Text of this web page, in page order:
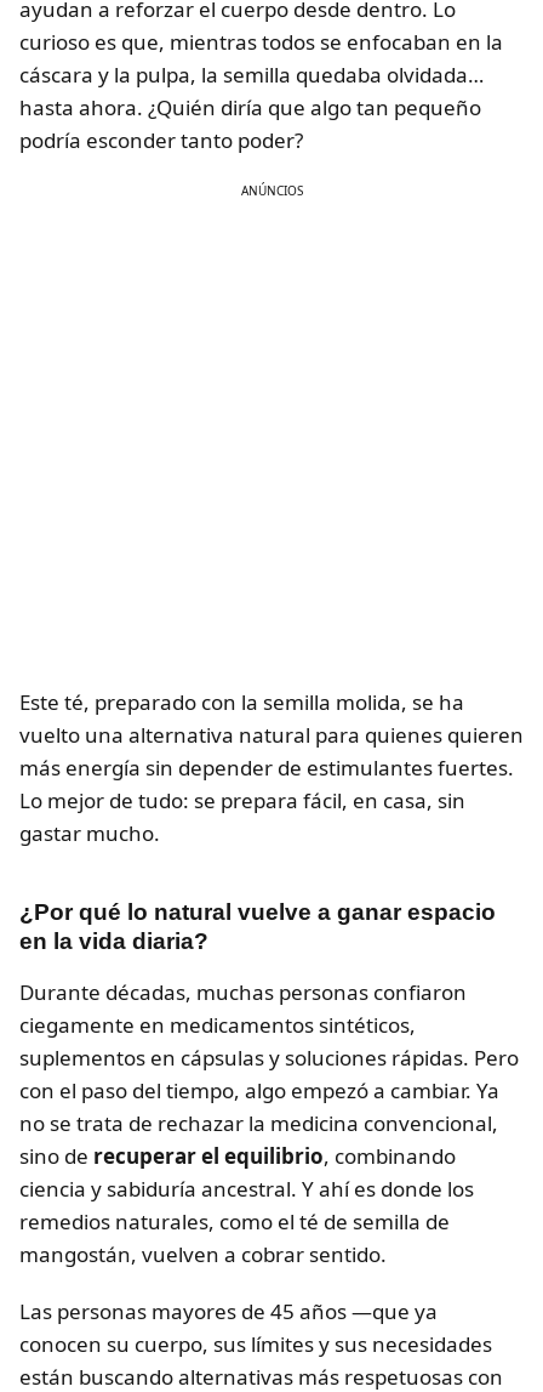
ayudan a reforzar el cuerpo desde dentro. Lo
curioso es que, mientras todos se enfocaban en la
cáscara y la pulpa, la semilla quedaba olvidada…
hasta ahora. ¿Quién diría que algo tan pequeño
podría esconder tanto poder?
ANÚNCIOS
Este té, preparado con la semilla molida, se ha
vuelto una alternativa natural para quienes quieren
más energía sin depender de estimulantes fuertes.
Lo mejor de tudo: se prepara fácil, en casa, sin
gastar mucho.
¿Por qué lo natural vuelve a ganar espacio
en la vida diaria?
Durante décadas, muchas personas confiaron
ciegamente en medicamentos sintéticos,
suplementos en cápsulas y soluciones rápidas. Pero
con el paso del tiempo, algo empezó a cambiar. Ya
no se trata de rechazar la medicina convencional,
sino de recuperar el equilibrio, combinando
ciencia y sabiduría ancestral. Y ahí es donde los
remedios naturales, como el té de semilla de
mangostán, vuelven a cobrar sentido.
Las personas mayores de 45 años —que ya
conocen su cuerpo, sus límites y sus necesidades
están buscando alternativas más respetuosas con